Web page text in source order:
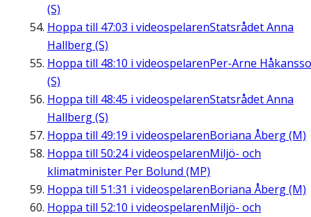
(S)
Hoppa till 47:03 i videospelarenStatsrådet Anna
Hallberg (S)
Hoppa till 48:10 i videospelarenPer-Arne
(S)
Hoppa till 48:45 i videospelarenStatsrådet Anna
Hallberg (S)
Hoppa till 49:19 i videospelarenBoriana Åberg (M)
Hoppa till 50:24i videospelarenMiljö- och
klimatminister Per Bolund (MP)
Hoppa till 51:31 i videospelarenBoriana Åberg (M)
Hoppa till 52:10 i videospelarenMiljö- och